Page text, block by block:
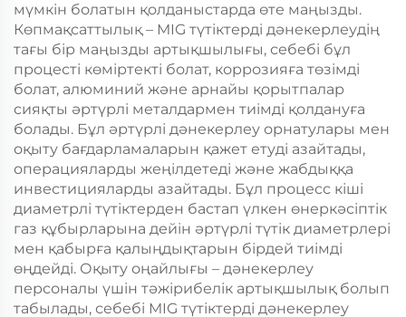
мүмкін болатын қолданыстарда өте маңызды.
Көпмақсаттылық – MIG түтіктерді дәнекерлеудің
тағы бір маңызды артықшылығы, себебі бұл
процесті көміртекті болат, коррозияға төзімді
болат, алюминий және арнайы қорытпалар
сияқты әртүрлі металдармен тиімді қолдануға
болады. Бұл әртүрлі дәнекерлеу орнатулары мен
оқыту бағдарламаларын қажет етуді азайтады,
операцияларды жеңілдетеді және жабдыққа
инвестицияларды азайтады. Бұл процесс кіші
диаметрлі түтіктерден бастап үлкен өнеркәсіптік
газ құбырларына дейін әртүрлі түтік диаметрлері
мен қабырға қалыңдықтарын бірдей тиімді
өңдейді. Оқыту оңайлығы – дәнекерлеу
персоналы үшін тәжірибелік артықшылық болып
табылады, себебі MIG түтіктерді дәнекерлеу